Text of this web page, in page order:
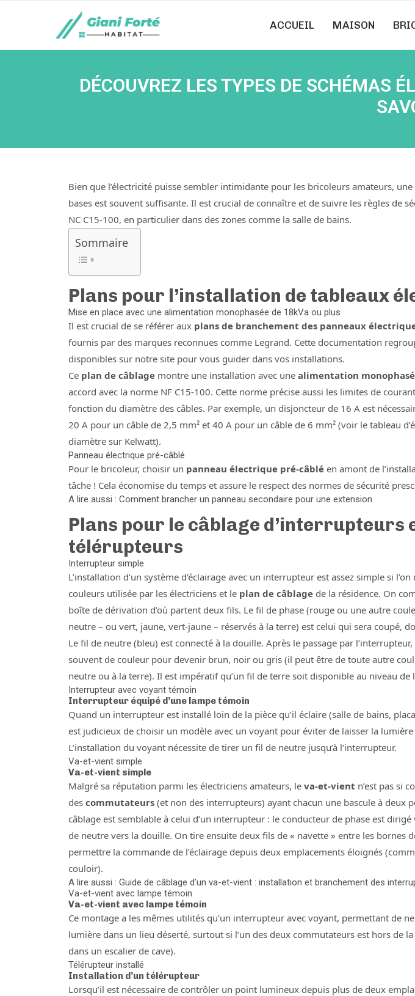
ACCUEIL MAISON
DÉCOUVREZ LES TYPES DE SCHÉMAS
Bien que l’électricité puisse sembler intimidante pour les bricoleurs amateurs,
bases est souvent suffisante. Il est crucial de connaître et de suivre les règles de
NC C15-100, en particulier dans des zones comme la salle de bains.
Sommaire
Plans pour l’installation de tableaux
Mise en place avec une alimentation monophasée de 18kVa ou plus
Il est crucial de se référer aux plans de branchement des panneaux
fournis par des marques reconnues comme Legrand. Cette documentation
disponibles sur notre site pour vous guider dans vos installations.
Ce plan de câblage montre une installation avec une alimentation
accord avec la norme NF C15-100. Cette norme précise aussi les limites de
fonction du diamètre des câbles. Par exemple, un disjoncteur de 16 A est
20 A pour un câble de 2,5 mm² et 40 A pour un câble de 6 mm² (voir le tableau
diamètre sur Kelwatt).
Panneau électrique pré-câblé
Pour le bricoleur, choisir un panneau électrique pré-câblé en amont de
tâche ! Cela économise du temps et assure le respect des normes de sécurité
A lire aussi : Comment brancher un panneau secondaire pour une extension
Plans pour le câblage d’interrupteurs
télérupteurs
Interrupteur simple
L’installation d’un système d’éclairage avec un interrupteur est assez simple si
couleurs utilisée par les électriciens et le plan de câblage de la résidence. On
boîte de dérivation d’où partent deux fils. Le fil de phase (rouge ou une autre
neutre – ou vert, jaune, vert-jaune – réservés à la terre) est celui qui sera coupé,
Le fil de neutre (bleu) est connecté à la douille. Après le passage par
souvent de couleur pour devenir brun, noir ou gris (il peut être de toute autre
neutre ou à la terre). Il est impératif qu’un fil de terre soit disponible au niveau de
Interrupteur avec voyant témoin
Interrupteur équipé d’une lampe témoin
Quand un interrupteur est installé loin de la pièce qu’il éclaire (salle de bains,
est judicieux de choisir un modèle avec un voyant pour éviter de laisser la
L’installation du voyant nécessite de tirer un fil de neutre jusqu’à l’interrupteur.
Va-et-vient simple
Va-et-vient simple
Malgré sa réputation parmi les électriciens amateurs, le va-et-vient n’est pas si
des commutateurs (et non des interrupteurs) ayant chacun une bascule à deux
câblage est semblable à celui d’un interrupteur : le conducteur de phase est
de neutre vers la douille. On tire ensuite deux fils de « navette » entre les bornes
permettre la commande de l’éclairage depuis deux emplacements éloignés
couloir).
A lire aussi : Guide de câblage d’un va-et-vient : installation et branchement des
Va-et-vient avec lampe témoin
Va-et-vient avec lampe témoin
Ce montage a les mêmes utilités qu’un interrupteur avec voyant, permettant de
lumière dans un lieu déserté, surtout si l’un des deux commutateurs est hors de
dans un escalier de cave).
Télérupteur installé
Installation d’un télérupteur
Lorsqu’il est nécessaire de contrôler un point lumineux depuis plus de deux